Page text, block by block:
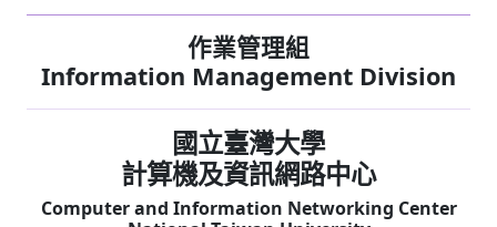
作業管理組
Information Management Division
國立臺灣大學
計算機及資訊網路中心
Computer and Information Networking Center